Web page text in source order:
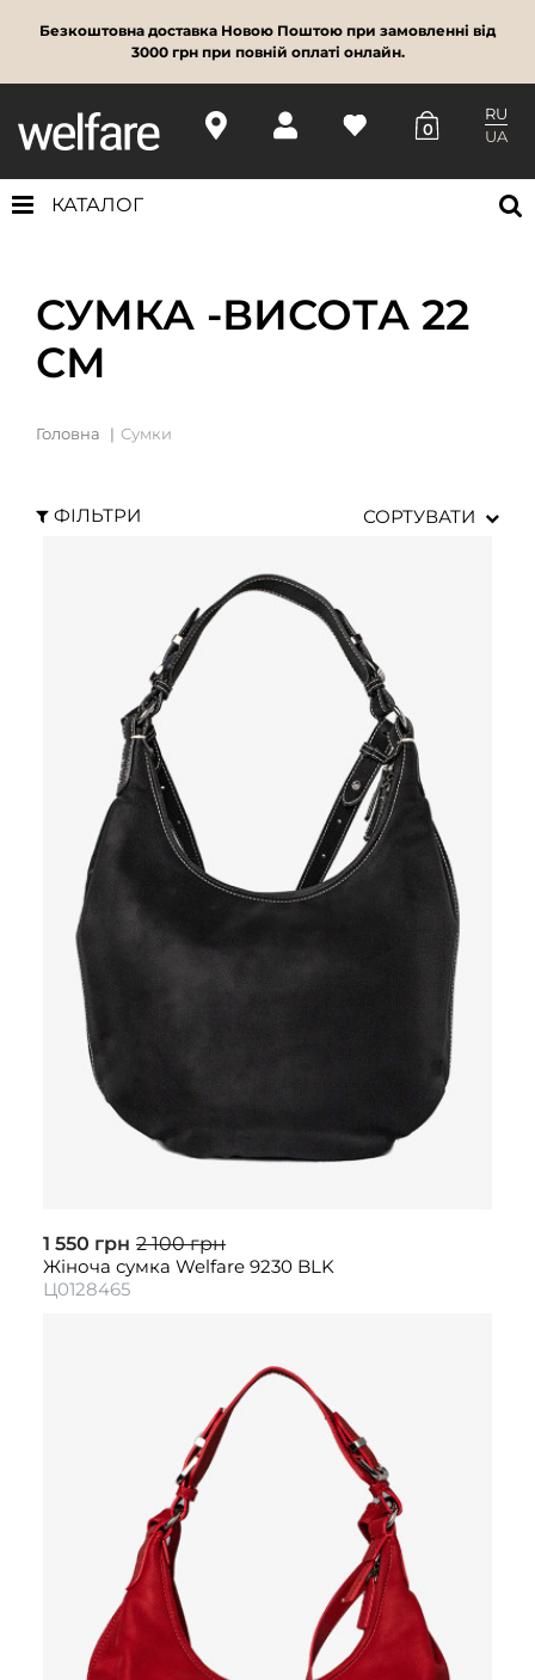
Безкоштовна доставка Новою Поштою при замовленні від
3000 грн при повній оплаті онлайн.
0
RU
UA
КАТАЛОГ
СУМКА -ВИСОТА 22
СМ
Головна Сумки
ФІЛЬТРИ СОРТУВАТИ
1 550 грн 2 100 грн
Жіноча сумка Welfare 9230 BLK
Ц0128465